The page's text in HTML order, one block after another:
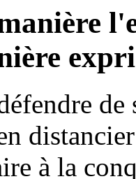
de
à la